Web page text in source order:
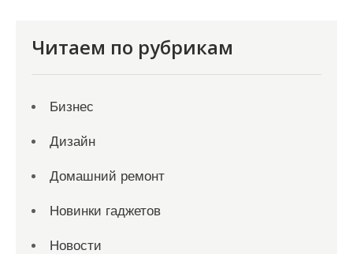
Читаем по рубрикам
Бизнес
Дизайн
Домашний ремонт
Новинки гаджетов
Новости